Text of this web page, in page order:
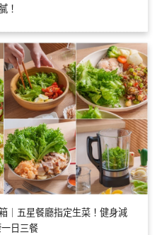
！
｜五星餐廳指定生菜！健身減
日三餐